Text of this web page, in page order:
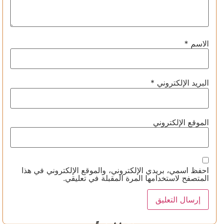
الاسم *
البريد الإلكتروني *
الموقع الإلكتروني
احفظ اسمي، بريدي الإلكتروني، والموقع الإلكتروني في هذا
المتصفح لاستخدامها المرة المقبلة في تعليقي.